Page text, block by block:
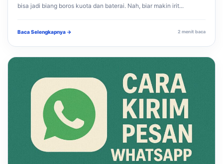
bisa jadi biang boros kuota dan baterai. Nah, biar makin irit...
Baca Selengkapnya → 2 menit baca